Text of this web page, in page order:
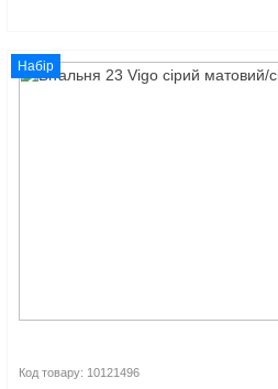
Набір
Код товару: 10121496